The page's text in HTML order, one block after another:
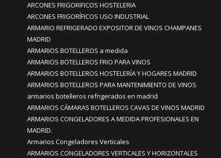
ARCONES FRIGORIFICOS HOSTELERIA
ARCONES FRIGORÍFICOS USO INDUSTRIAL
ARMARIO REFRIGERADO EXPOSITOR DE VINOS CHAMPANES
MADRID
ARMARIOS BOTELLEROS a medida
ARMARIOS BOTELLEROS FRIO PARA VINOS
ARMARIOS BOTELLEROS HOSTELERÍA Y HOGARES MADRID
ARMARIOS BOTELLEROS PARA MANTENIMIENTO DE VINOS
armarios botelleros refrigerados en madrid
ARMARIOS CÁMARAS BOTELLEROS CAVAS DE VINOS MADRID
ARMARIOS CONGELADORES A MEDIDA PROFESIONALES EN
MADRID.
Armarios Congeladores Verticales
ARMARIOS CONGELADORES VERTICALES Y HORIZONTALES